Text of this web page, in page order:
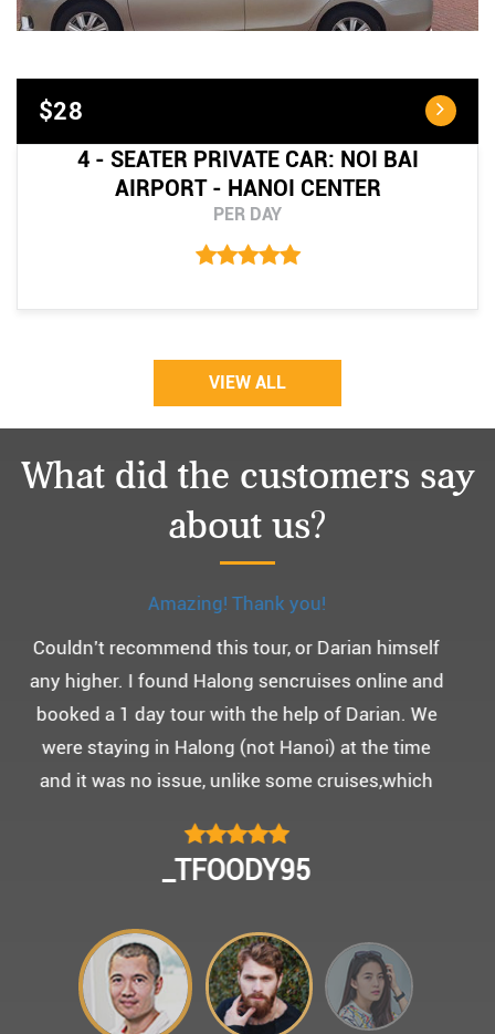
$28
4 - SEATER PRIVATE CAR: NOI BAI
AIRPORT - HANOI CENTER
PER DAY
VIEW ALL
What did the customers say
about us?
Monchery cruis, 즐거웠던 어머니 환갑여행~
어머니 환갑여행을 기념하여 하롱베이, 몽쉐리 크
루즈 여행을 다녀왔어요. ^^
부모님을 모시고 가는 여행인만큼 비교적 선선한 2
월말에 Darian Culbert를 통해서 다녀왔습니다.
5성급 신식 몽쉐리 크루즈와 리무진 버스 덕분에 부
멀미가 있으신 부모님을 배려해서 리무진에서 앞좌
석으로 배치해주시어 고마웠습니다.
킹은 부모님께 멋진 추억을 만들어 주었네요.
어머니 환갑을 기념하여 몽쉐리 크루즈에서 이쁜
꽃다발과 맛있는 케잌으로 깜짝 파티를 만들어 주
CHOKYUNGSEOK